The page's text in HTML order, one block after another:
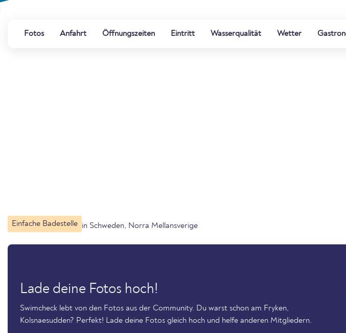
Fotos Anfahrt Öffnungszeiten Eintritt Wasserqualität Wetter
Einfache Badestelle in Schweden, Norra Mellansverige
Lade deine Fotos hoch!
Swimcheck lebt von den Fotos aus der Community. Du warst schon am Fryken,
Kolsnaesudden? Perfekt! Lade deine Fotos gleich hoch und helfe anderen Mitgliedern.